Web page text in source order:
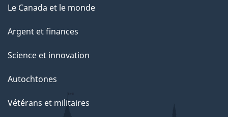
Le Canada et le monde
Argent et finances
Science et innovation
Autochtones
Vétérans et militaires